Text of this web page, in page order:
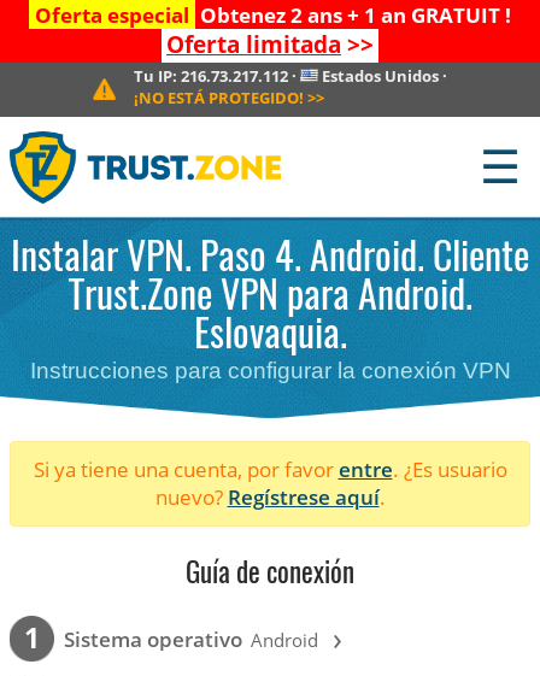
Oferta especial Obtenez 2 ans + 1 an GRATUIT !
Oferta limitada >>
Tu IP: 216.73.217.112· Estados Unidos ·
¡NO ESTÁ PROTEGIDO! >>
☰
Instalar VPN. Paso 4. Android. Cliente
Trust.Zone VPN para Android.
Eslovaquia.
Instrucciones para configurar la conexión VPN
Si ya tiene una cuenta, por favorentre. ¿Es usuario
nuevo? Regístrese aquí.
Guía de conexión
1 Sistema operativo Android ›